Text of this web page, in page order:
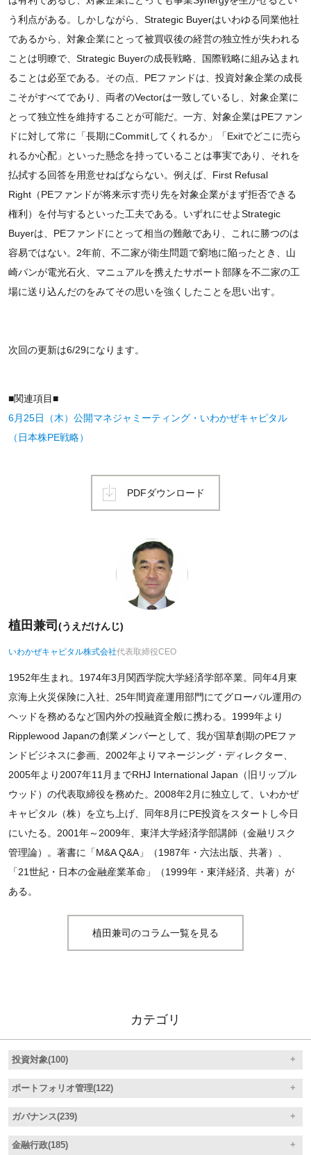
う利点がある。しかしながら、Strategic Buyerはいわゆる同業他社
であるから、対象企業にとって被買収後の経営の独立性が失われる
ことは明瞭で、Strategic Buyerの成長戦略、国際戦略に組み込まれ
ることは必至である。その点、PEファンドは、投資対象企業の成長
こそがすべてであり、両者のVectorは一致しているし、対象企業に
とって独立性を維持することが可能だ。一方、対象企業はPEファン
ドに対して常に「長期にCommitしてくれるか」「Exitでどこに売ら
れるか心配」といった懸念を持っていることは事実であり、それを
払拭する回答を用意せねばならない。例えば、First Refusal
Right（PEファンドが将来示す売り先を対象企業がまず拒否できる
権利）を付与するといった工夫である。いずれにせよStrategic
Buyerは、PEファンドにとって相当の難敵であり、これに勝つのは
容易ではない。2年前、不二家が衛生問題で窮地に陥ったとき、山
崎パンが電光石火、マニュアルを携えたサポート部隊を不二家の工
場に送り込んだのをみてその思いを強くしたことを思い出す。
次回の更新は6/29になります。
■関連項目■
6月25日（木）公開マネジャミーティング・いわかぜキャピタル
（日本株PE戦略）
PDFダウンロード
植田兼司 (うえだけんじ)
いわかぜキャピタル株式会社代表取締役CEO
1952年生まれ。1974年3月関西学院大学経済学部卒業。同年4月東
京海上火災保険に入社、25年間資産運用部門にてグローバル運用の
ヘッドを務めるなど国内外の投融資全般に携わる。1999年より
Ripplewood Japanの創業メンバーとして、我が国草創期のPEファ
ンドビジネスに参画、2002年よりマネージング・ディレクター、
2005年より2007年11月までRHJ International Japan（旧リップル
ウッド）の代表取締役を務めた。2008年2月に独立して、いわかぜ
キャピタル（株）を立ち上げ、同年8月にPE投資をスタートし今日
にいたる。2001年～2009年、東洋大学経済学部講師（金融リスク
管理論）。著書に「M&A Q&A」（1987年・六法出版、共著）、
「21世紀・日本の金融産業革命」（1999年・東洋経済、共著）が
ある。
植田兼司のコラム一覧を見る
カテゴリ
投資対象(100)
ポートフォリオ管理(122)
ガバナンス(239)
金融行政(185)